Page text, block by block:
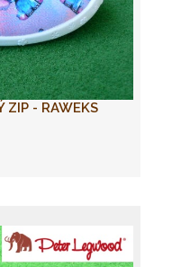
ZIP - RAWEKS